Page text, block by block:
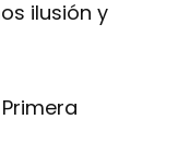
ilusión y